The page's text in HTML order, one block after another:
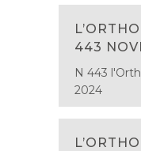
443
N 443
2024